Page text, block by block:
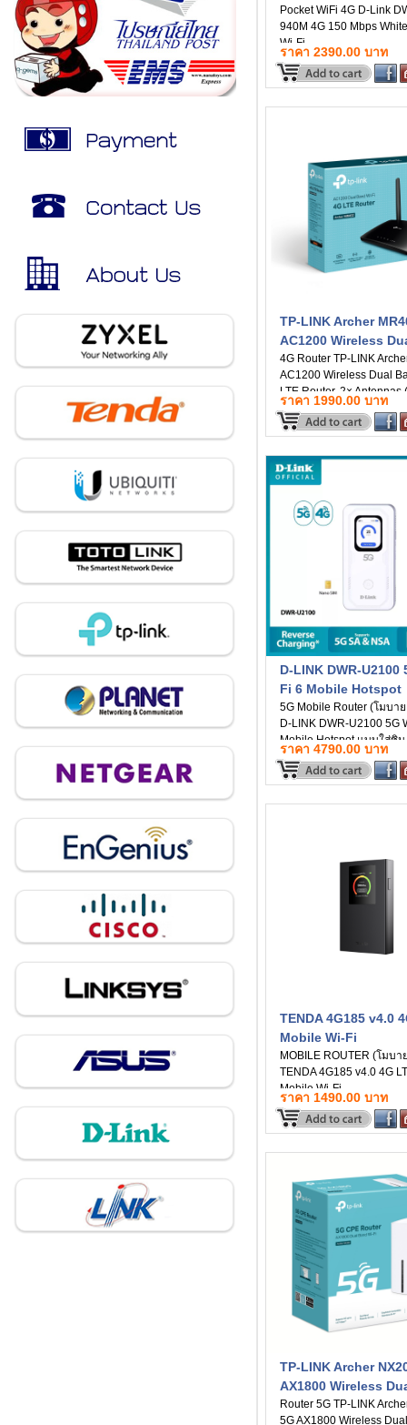
Pocket WiFi 4G D-Link
940M 4G 150 Mbps
Wi-Fi
ราคา 2390.00 บาท
TP-LINK Archer
AC1200 Wireless
Band 4G LTE Router
4G Router TP-LINK
AC1200 Wireless Dual
LTE Router, 2×
ประกัน 3ปี)
ราคา 1990.00 บาท
D-LINK DWR-U2100
Fi 6 Mobile Hotspot
5G Mobile Router (โมบาย
D-LINK DWR-U2100 5G
Mobile Hotspot แบบใส่ซิ
สะดวก แบตเตอรี่
ราคา 4790.00 บาท
TENDA 4G185 v4.0
Mobile Wi-Fi
MOBILE ROUTER (โมบา
TENDA 4G185 v4.0 4G
Mobile Wi-Fi
ราคา 1490.00 บาท
TP-LINK Archer
AX1800 Wireless
Band Gigabit Router
Router 5G TP-LINK
5G AX1800 Wireless